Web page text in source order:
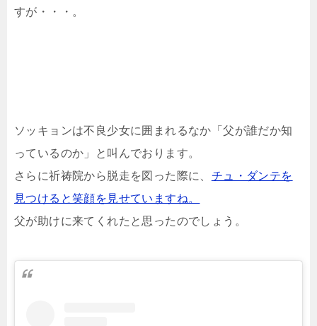
すが・・・。
ソッキョンは不良少女に囲まれるなか「父が誰だか知
っているのか」と叫んでおります。
さらに祈祷院から脱走を図った際に、 チュ・ダンテを
見つけると笑顔を見せていますね。
父が助けに来てくれたと思ったのでしょう。